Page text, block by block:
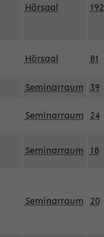
Hörsaal 192
Hörsaal 81
Seminarraum 39
Seminarraum 24
Seminarraum 18
Seminarraum 20